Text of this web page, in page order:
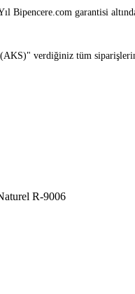
Bipencere.com garantisi
verdiğiniz tüm
R-9006